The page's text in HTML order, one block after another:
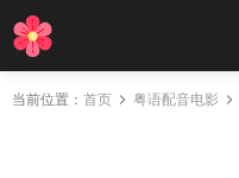
当前位置： 首页 粤语配音电影